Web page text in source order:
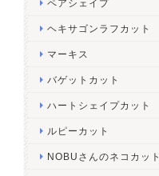
ペアシェイプ
ヘキサゴンラフカット
マーキス
バゲットカット
ハートシェイプカット
ルピーカット
NOBUさんのネコカット